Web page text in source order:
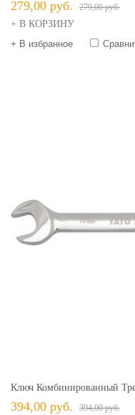
279,00 руб. 279,00 руб.
+ В КОРЗИНУ
+ В избранное
Ключ Комбинированный
394,00 руб. 394,00 руб.